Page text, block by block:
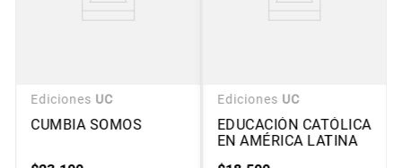
Ediciones UC
CUMBIA SOMOS
Ediciones UC
EDUCACIÓN CATÓLICA
EN AMÉRICA LATINA